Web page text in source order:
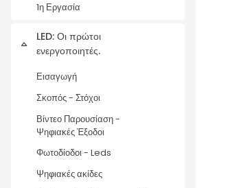
1η Εργασία
Collapse
LED: Οι πρώτοι
ενεργοποιητές.
Εισαγωγή
Σκοπός - Στόχοι
Βίντεο Παρουσίαση -
Ψηφιακές Έξοδοι
Φωτοδίοδοι - Leds
Ψηφιακές ακίδες